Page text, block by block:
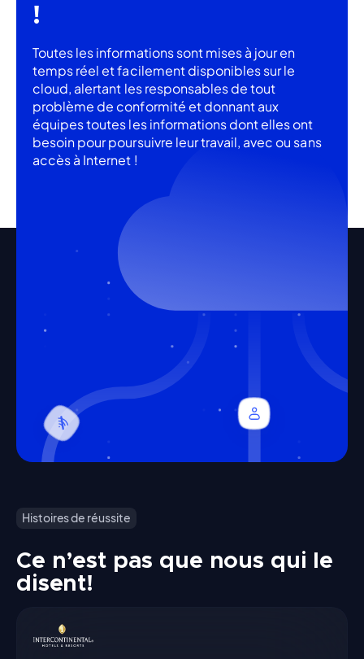
!
Toutes les informations sont mises à jour en
temps réel et facilement disponibles sur le
cloud, alertant les responsables de tout
problème de conformité et donnant aux
équipes toutes les informations dont elles ont
besoin pour poursuivre leur travail, avec ou sans
accès à Internet !
Histoires de réussite
Ce n’est pas que nous qui le
disent!